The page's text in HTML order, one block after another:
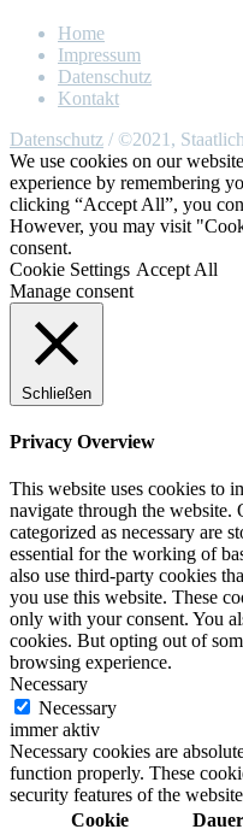
Home
Impressum
Datenschutz
Kontakt
Datenschutz / ©2021,
We use cookies on our
experience by remembering
clicking “Accept All”, you
However, you may visit
consent.
Cookie Settings Accept All
Manage consent
Schließen
Privacy Overview
This website uses cookies to
navigate through the website.
categorized as necessary are
essential for the working of
also use third-party cookies
you use this website. These
only with your consent. You
cookies. But opting out of
browsing experience.
Necessary
Necessary
immer aktiv
Necessary cookies are
function properly. These
security features of the
Cookie
Dauer